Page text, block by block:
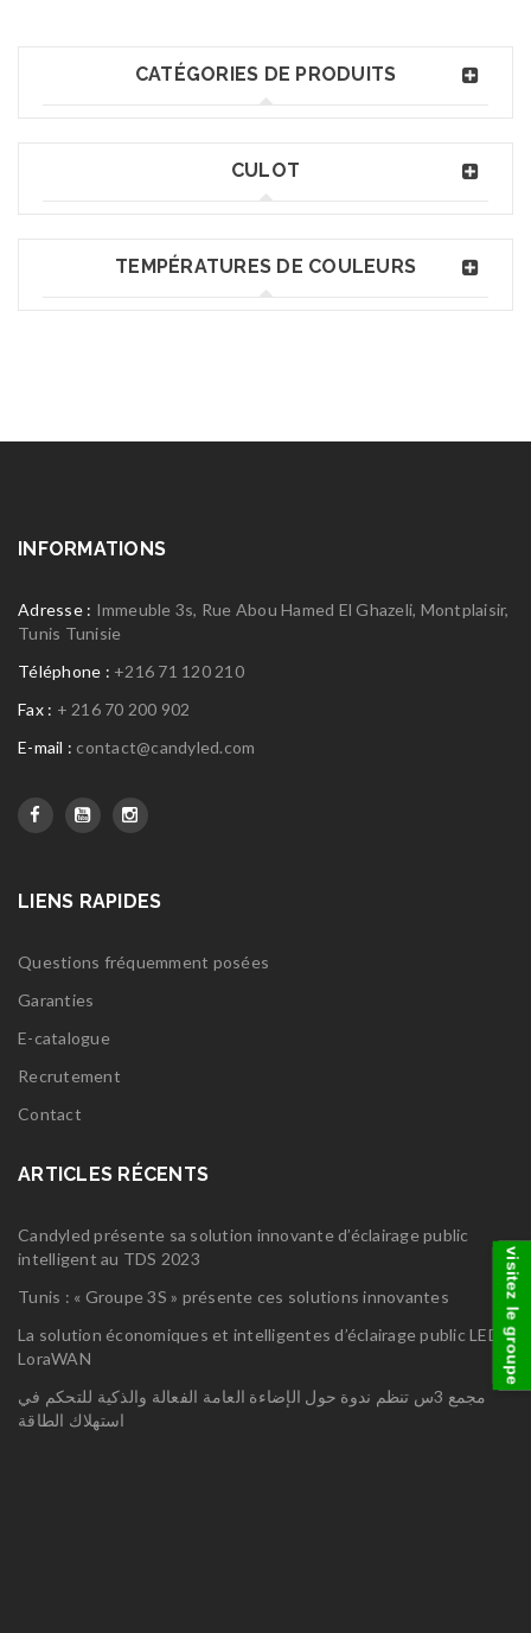
CATÉGORIES DE PRODUITS
CULOT
TEMPÉRATURES DE COULEURS
INFORMATIONS
Adresse : Immeuble 3s, Rue Abou Hamed El Ghazeli, Montplaisir,
Tunis Tunisie
Téléphone : +216 71 120 210
Fax : + 216 70 200 902
E-mail : contact@candyled.com
LIENS RAPIDES
Questions fréquemment posées
Garanties
E-catalogue
Recrutement
Contact
ARTICLES RÉCENTS
Candyled présente sa solution innovante d’éclairage public
intelligent au TDS 2023
Tunis : « Groupe 3S » présente ces solutions innovantes
La solution économiques et intelligentes d’éclairage public LED
LoraWAN
مجمع 3س تنظم ندوة حول الإضاءة العامة الفعالة والذكية للتحكم في
استهلاك الطاقة
visitez le groupe